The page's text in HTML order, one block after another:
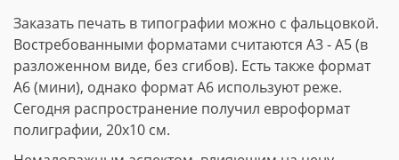
Заказать печать в типографии можно с фальцовкой.
Востребованными форматами считаются А3 - А5 (в
разложенном виде, без сгибов). Есть также формат
А6 (мини), однако формат А6 используют реже.
Сегодня распространение получил евроформат
полиграфии, 20х10 см.